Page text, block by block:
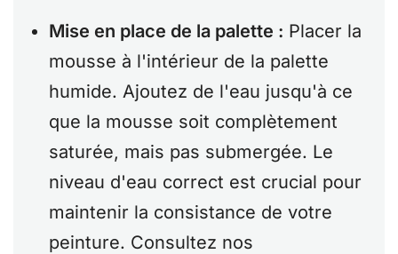
Mise en place de la palette : Placer la
mousse à l'intérieur de la palette
humide. Ajoutez de l'eau jusqu'à ce
que la mousse soit complètement
saturée, mais pas submergée. Le
niveau d'eau correct est crucial pour
maintenir la consistance de votre
peinture. Consultez nos